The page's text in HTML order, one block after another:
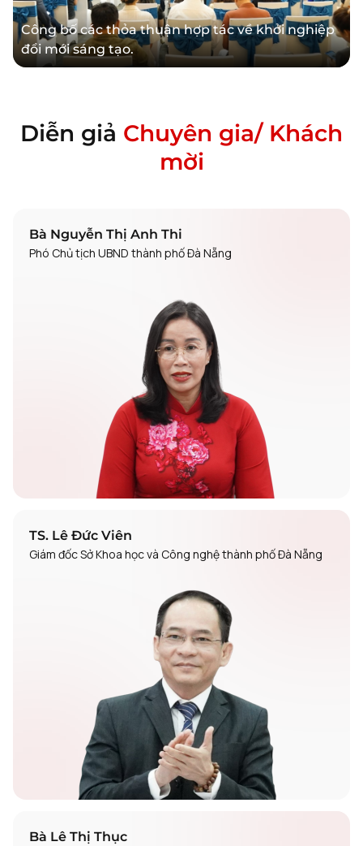
Công bố các thỏa thuận hợp tác về khởi nghiệp
đổi mới sáng tạo.
Diễn giả Chuyên gia/ Khách
mời
Bà Nguyễn Thị Anh Thi
Phó Chủ tịch UBND thành phố Đà Nẵng
TS. Lê Đức Viên
Giám đốc Sở Khoa học và Công nghệ thành phố Đà Nẵng
Bà Lê Thị Thục